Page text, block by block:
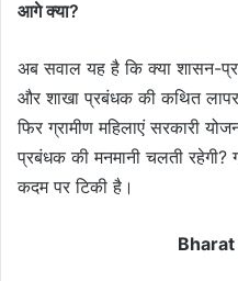
आगे क्या?
अब सवाल यह है कि क्या शासन-
और शाखा प्रबंधक की कथित
फिर ग्रामीण महिलाएं सरकारी
प्रबंधक की मनमानी चलती
कदम पर टिकी है।
Bharat